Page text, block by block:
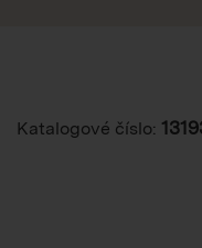
Katalogové číslo: